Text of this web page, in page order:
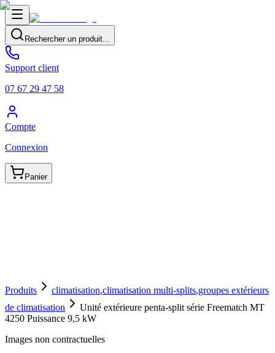
Rechercher un produit...
Support client
07 67 29 47 58
Compte
Connexion
Panier
Produits climatisation,climatisation multi-splits,groupes extérieurs
de climatisation
Unité extérieure penta-split série Freematch MT
4250 Puissance 9,5 kW
Images non contractuelles